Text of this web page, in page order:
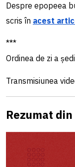
Despre epopeea
scris în acest
***
Ordinea de zi a
Transmisiunea
Rezumat din